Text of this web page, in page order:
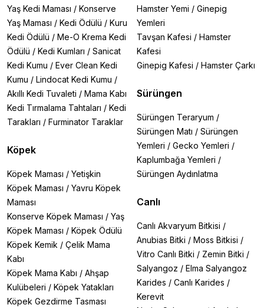
Yaş Kedi Maması / Konserve
Yaş Maması / Kedi Ödülü / Kuru
Kedi Ödülü / Me-O Krema Kedi
Ödülü / Kedi Kumları / Sanicat
Kedi Kumu / Ever Clean Kedi
Kumu / Lindocat Kedi Kumu /
Akıllı Kedi Tuvaleti / Mama Kabı
Kedi Tırmalama Tahtaları / Kedi
Tarakları / Furminator Taraklar
Köpek
Köpek Maması / Yetişkin
Köpek Maması / Yavru Köpek
Maması
Konserve Köpek Maması / Yaş
Köpek Maması / Köpek Ödülü
Köpek Kemik / Çelik Mama
Kabı
Köpek Mama Kabı / Ahşap
Kulübeleri / Köpek Yatakları
Köpek Gezdirme Tasması
Hamster Yemi / Ginepig
Yemleri
Tavşan Kafesi / Hamster
Kafesi
Ginepig Kafesi / Hamster Çarkı
Sürüngen
Sürüngen Teraryum /
Sürüngen Matı / Sürüngen
Yemleri / Gecko Yemleri /
Kaplumbağa Yemleri /
Sürüngen Aydınlatma
Canlı
Canlı Akvaryum Bitkisi /
Anubias Bitki / Moss Bitkisi /
Vitro Canlı Bitki / Zemin Bitki /
Salyangoz / Elma Salyangoz
Karides / Canlı Karides /
Kerevit